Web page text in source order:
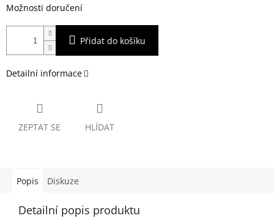
Možnosti doručení
Přidat do košíku
Detailní informace
ZEPTAT SE HLÍDAT
Popis Diskuze
Detailní popis produktu